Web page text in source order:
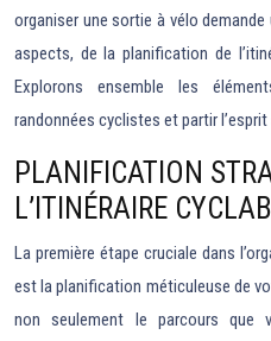
organiser une sortie à vélo
aspects, de la planification de
Explorons ensemble les
randonnées cyclistes et partir l’esprit
PLANIFICATION
L’ITINÉRAIRE
La première étape cruciale dans
est la planification méticuleuse de
non seulement le parcours que